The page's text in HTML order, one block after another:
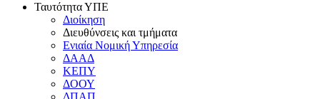
Ταυτότητα ΥΠΕ
Διοίκηση
Διευθύνσεις και τμήματα
Ενιαία Νομική Υπηρεσία
ΔΑΑΔ
ΚΕΠΥ
ΔΟΟΥ
ΔΠΑΠ